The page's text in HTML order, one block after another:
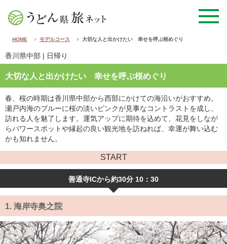
HOME モデルコース 大切な人と出かけたい 幸せを呼ぶ桜めぐり
香川県中部 | 日帰り
大切な人と出かけたい 幸せを呼ぶ桜めぐり
春、桜の時期は香川県中部から西部にかけての海沿いがおすすめ。
瀬戸内海のブルーに桜の淡いピンクが見事なコントラストを成し、
訪れる人を魅了します。運気アップに期待を込めて、花見をしなが
らパワースポットや縁起の良い観光地を訪ねれば、幸運が舞い込む
かも知れません。
START
善通寺ICから約30分 10：30
1. 海岸寺奥之院